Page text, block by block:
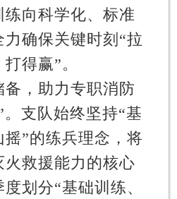
练向科学化、标准
确保关键时刻“拉
得赢”。
备，助力专职消防
支队始终坚持“基
”的练兵理念，将
救援能力的核心
划分“基础训练、